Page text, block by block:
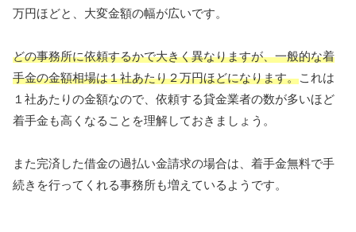
万円ほどと、大変金額の幅が広いです。
どの事務所に依頼するかで大きく異なりますが、一般的な着
手金の金額相場は１社あたり２万円ほどになります。これは
１社あたりの金額なので、依頼する貸金業者の数が多いほど
着手金も高くなることを理解しておきましょう。
また完済した借金の過払い金請求の場合は、着手金無料で手
続きを行ってくれる事務所も増えているようです。